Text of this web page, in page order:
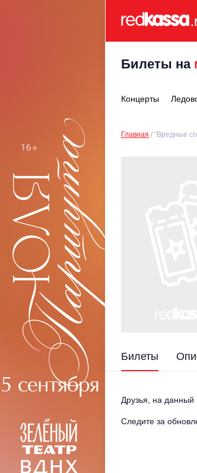
Билеты на
Концерты
Главная "Вредные
Билеты
Друзья, на данный
Следите за